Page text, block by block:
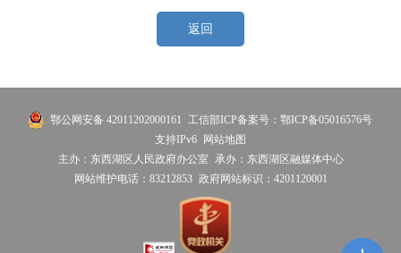
返回
鄂公网安备 42011202000161
工信部ICP备案号：鄂ICP备05016576号
支持IPv6 网站地图
主办：东西湖区人民政府办公室
承办：东西湖区融媒体中心
网站维护电话：83212853 政府网站标识：4201120001